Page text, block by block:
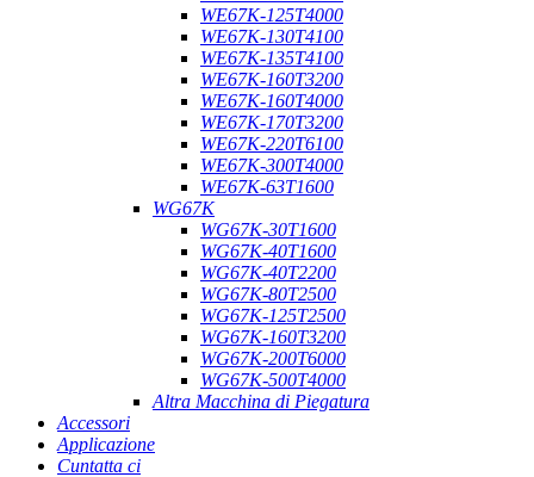
WE67K-125T4000
WE67K-130T4100
WE67K-135T4100
WE67K-160T3200
WE67K-160T4000
WE67K-170T3200
WE67K-220T6100
WE67K-300T4000
WE67K-63T1600
WG67K
WG67K-30T1600
WG67K-40T1600
WG67K-40T2200
WG67K-80T2500
WG67K-125T2500
WG67K-160T3200
WG67K-200T6000
WG67K-500T4000
Altra Macchina di Piegatura
Accessori
Applicazione
Cuntatta ci